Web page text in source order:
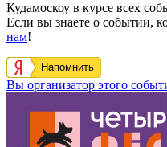
Кудамоскоу в курсе всех
Если вы знаете о событии,
нам!
Напомнить
Вы организатор этого